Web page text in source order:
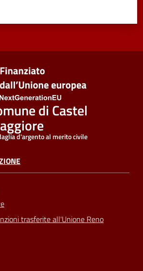
di Castel
d'argento al merito civile
trasferite all'Unione Reno